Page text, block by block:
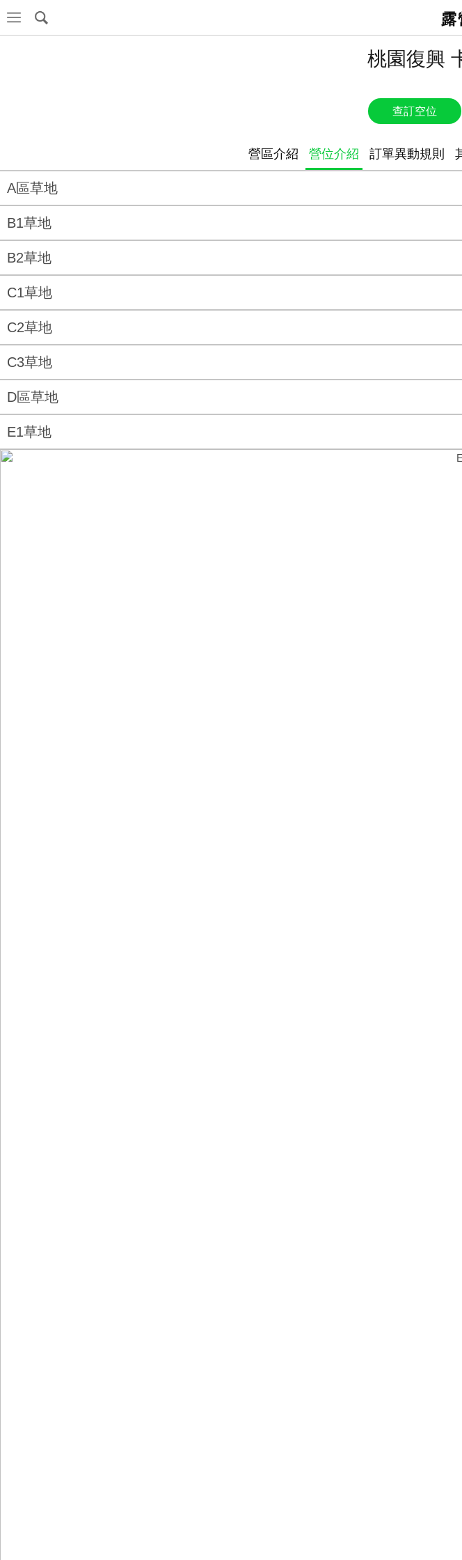
露
桃園復興
查訂空位
營區介紹 營位介紹 訂單異動規則
A區草地
B1草地
B2草地
C1草地
C2草地
C3草地
D區草地
E1草地